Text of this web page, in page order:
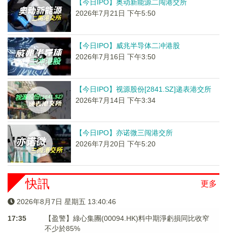
【今日IPO】奥动新能源二闯港交所
2026年7月21日 下午5:50
【今日IPO】威兆半导体二冲港股
2026年7月16日 下午3:50
【今日IPO】视源股份[2841.SZ]递表港交所
2026年7月14日 下午3:34
【今日IPO】亦诺微三闯港交所
2026年7月20日 下午5:20
更多
快訊
2026年8月7日 星期五 13:40:46
17:35
【盈警】綠心集團(00094.HK)料中期淨虧損同比收窄
不少於85%